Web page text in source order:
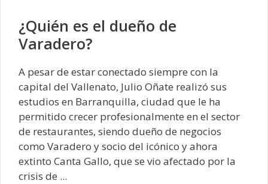
¿Quién es el dueño de
Varadero?
A pesar de estar conectado siempre con la
capital del Vallenato, Julio Oñate realizó sus
estudios en Barranquilla, ciudad que le ha
permitido crecer profesionalmente en el sector
de restaurantes, siendo dueño de negocios
como Varadero y socio del icónico y ahora
extinto Canta Gallo, que se vio afectado por la
crisis de ...